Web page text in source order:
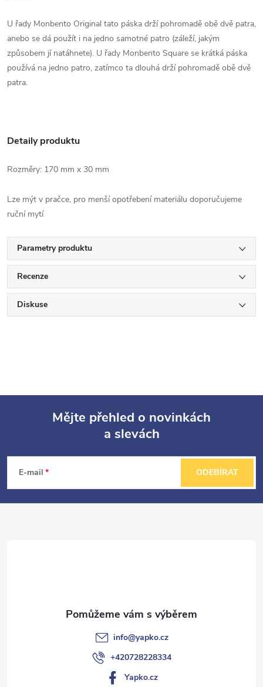
U řady Monbento Original tato páska drží pohromadě obě dvě patra,
anebo se dá použít i na jedno samotné patro (záleží, jakým
způsobem jí natáhnete). U řady Monbento Square se krátká páska
používá na jedno patro, zatímco ta dlouhá drží pohromadě obě dvě
patra.
Detaily produktu
Rozměry: 170 mm x 30 mm
Lze mýt v pračce, pro menší opotřebení materiálu doporučujeme
ruční mytí
Parametry produktu
Recenze
Diskuse
p
Mějte přehled o novinkách
a slevách
E-mail ODEBÍRAT
info@yapko.cz
+420728228334
Yapko.cz